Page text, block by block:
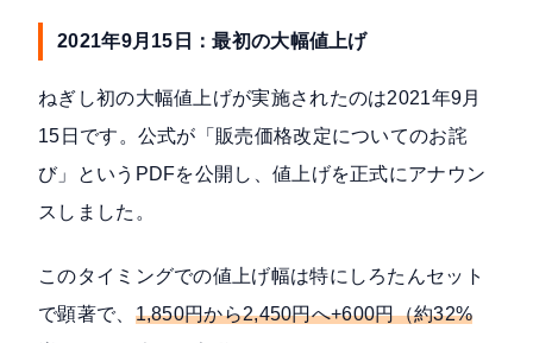
2021年9月15日：最初の大幅値上げ
ねぎし初の大幅値上げが実施されたのは2021年9月
15日 です。公式が「販売価格改定についてのお詫
び」というPDFを公開し、値上げを正式にアナウン
スしました。
このタイミングでの値上げ幅は特にしろたんセット
で顕著で、 1,850円から2,450円へ+600円（約32%